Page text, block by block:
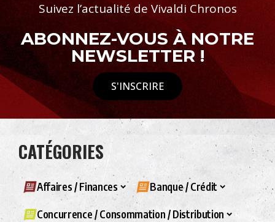
Suivez l’actualité de Vivaldi Chronos
ABONNEZ-VOUS À NOTRE
NEWSLETTER !
S'INSCRIRE
CATÉGORIES
Affaires / Finances Banque / Crédit
Concurrence / Consommation / Distribution